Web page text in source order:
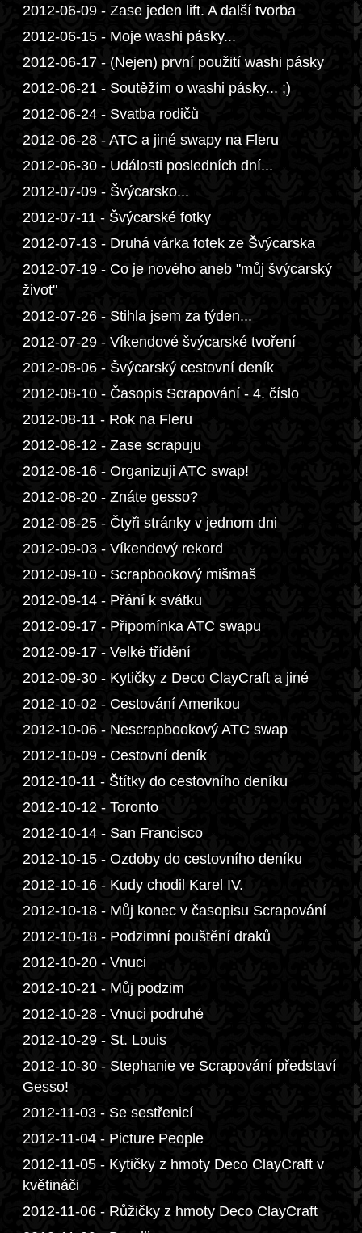
2012-06-09 - Zase jeden lift. A další tvorba
2012-06-15 - Moje washi pásky...
2012-06-17 - (Nejen) první použití washi pásky
2012-06-21 - Soutěžím o washi pásky... ;)
2012-06-24 - Svatba rodičů
2012-06-28 - ATC a jiné swapy na Fleru
2012-06-30 - Události posledních dní...
2012-07-09 - Švýcarsko...
2012-07-11 - Švýcarské fotky
2012-07-13 - Druhá várka fotek ze Švýcarska
2012-07-19 - Co je nového aneb "můj švýcarský
život"
2012-07-26 - Stihla jsem za týden...
2012-07-29 - Víkendové švýcarské tvoření
2012-08-06 - Švýcarský cestovní deník
2012-08-10 - Časopis Scrapování - 4. číslo
2012-08-11 - Rok na Fleru
2012-08-12 - Zase scrapuju
2012-08-16 - Organizuji ATC swap!
2012-08-20 - Znáte gesso?
2012-08-25 - Čtyři stránky v jednom dni
2012-09-03 - Víkendový rekord
2012-09-10 - Scrapbookový mišmaš
2012-09-14 - Přání k svátku
2012-09-17 - Připomínka ATC swapu
2012-09-17 - Velké třídění
2012-09-30 - Kytičky z Deco ClayCraft a jiné
2012-10-02 - Cestování Amerikou
2012-10-06 - Nescrapbookový ATC swap
2012-10-09 - Cestovní deník
2012-10-11 - Štítky do cestovního deníku
2012-10-12 - Toronto
2012-10-14 - San Francisco
2012-10-15 - Ozdoby do cestovního deníku
2012-10-16 - Kudy chodil Karel IV.
2012-10-18 - Můj konec v časopisu Scrapování
2012-10-18 - Podzimní pouštění draků
2012-10-20 - Vnuci
2012-10-21 - Můj podzim
2012-10-28 - Vnuci podruhé
2012-10-29 - St. Louis
2012-10-30 - Stephanie ve Scrapování představí
Gesso!
2012-11-03 - Se sestřenicí
2012-11-04 - Picture People
2012-11-05 - Kytičky z hmoty Deco ClayCraft v
květináči
2012-11-06 - Růžičky z hmoty Deco ClayCraft